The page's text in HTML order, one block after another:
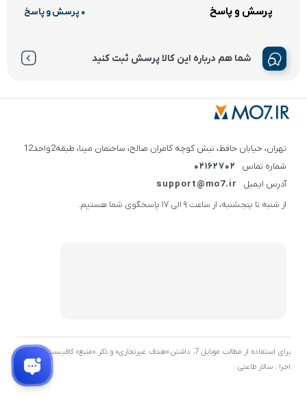
پرسش و پاسخ 0 پرسش و پاسخ
شما هم درباره این کالا پرسش ثبت کنید
تهران، خیابان حافظ، نبش کوچه کامران صالح، ساختمان مینا، طبقه2واحد12
شماره تماس
02162702
آدرس ایمیل
support@mo7.ir
از شنبه تا پنجشنبه، از ساعت 9 الی 17 پاسخگوی شما هستیم.
برای استفاده از مطالب موبایل 7، داشتن «هدف غیرتجاری» و ذکر «منبع» کافیست. توسعه و
اجرا : سالار طاعتی